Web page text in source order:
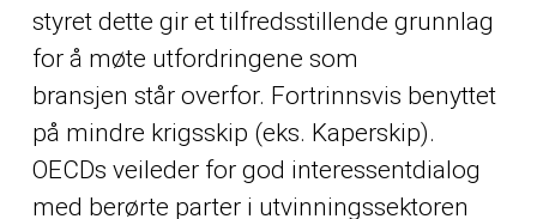
styret dette gir et tilfredsstillende grunnlag
for å møte utfordringene som
bransjen står overfor. Fortrinnsvis benyttet
på mindre krigsskip (eks. Kaperskip).
OECDs veileder for god interessentdialog
med berørte parter i utvinningssektoren